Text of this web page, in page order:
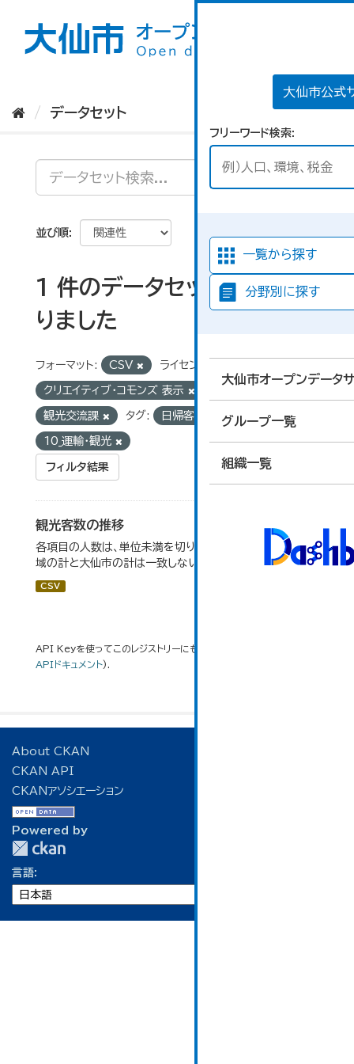
大仙市公式
フリーワード検索
一覧から探す
分野別に探す
大仙市オープンデータ
グループ一覧
組織一覧
データセット
並び順
1 件のデータセットが見つか
りました
フォーマット: CSV ライセンス:
クリエイティブ・コモンズ 表示
観光交流課 タグ: 日帰客数 グループ:
10_運輸・観光
フィルタ結果
観光客数の推移
各項目の人数は、単位未満を切り捨てしているため、各地
域の計と大仙市の計は一致しない場合がある。
CSV
API Keyを使ってこのレジストリーにもアクセス可能です
APIドキュメント).
About CKAN
CKAN API
CKANアソシエーション
Powered by
言語